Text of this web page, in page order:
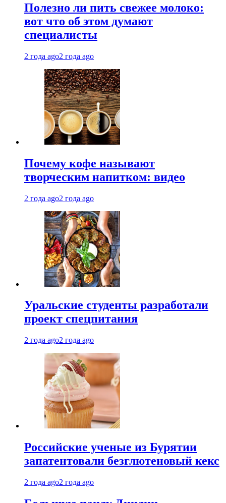
Полезно ли пить свежее молоко:
вот что об этом думают
специалисты
2 года ago2 года ago
Почему кофе называют
творческим напитком: видео
2 года ago2 года ago
Уральские студенты разработали
проект спецпитания
2 года ago2 года ago
Российские ученые из Бурятии
запатентовали безглютеновый кекс
2 года ago2 года ago